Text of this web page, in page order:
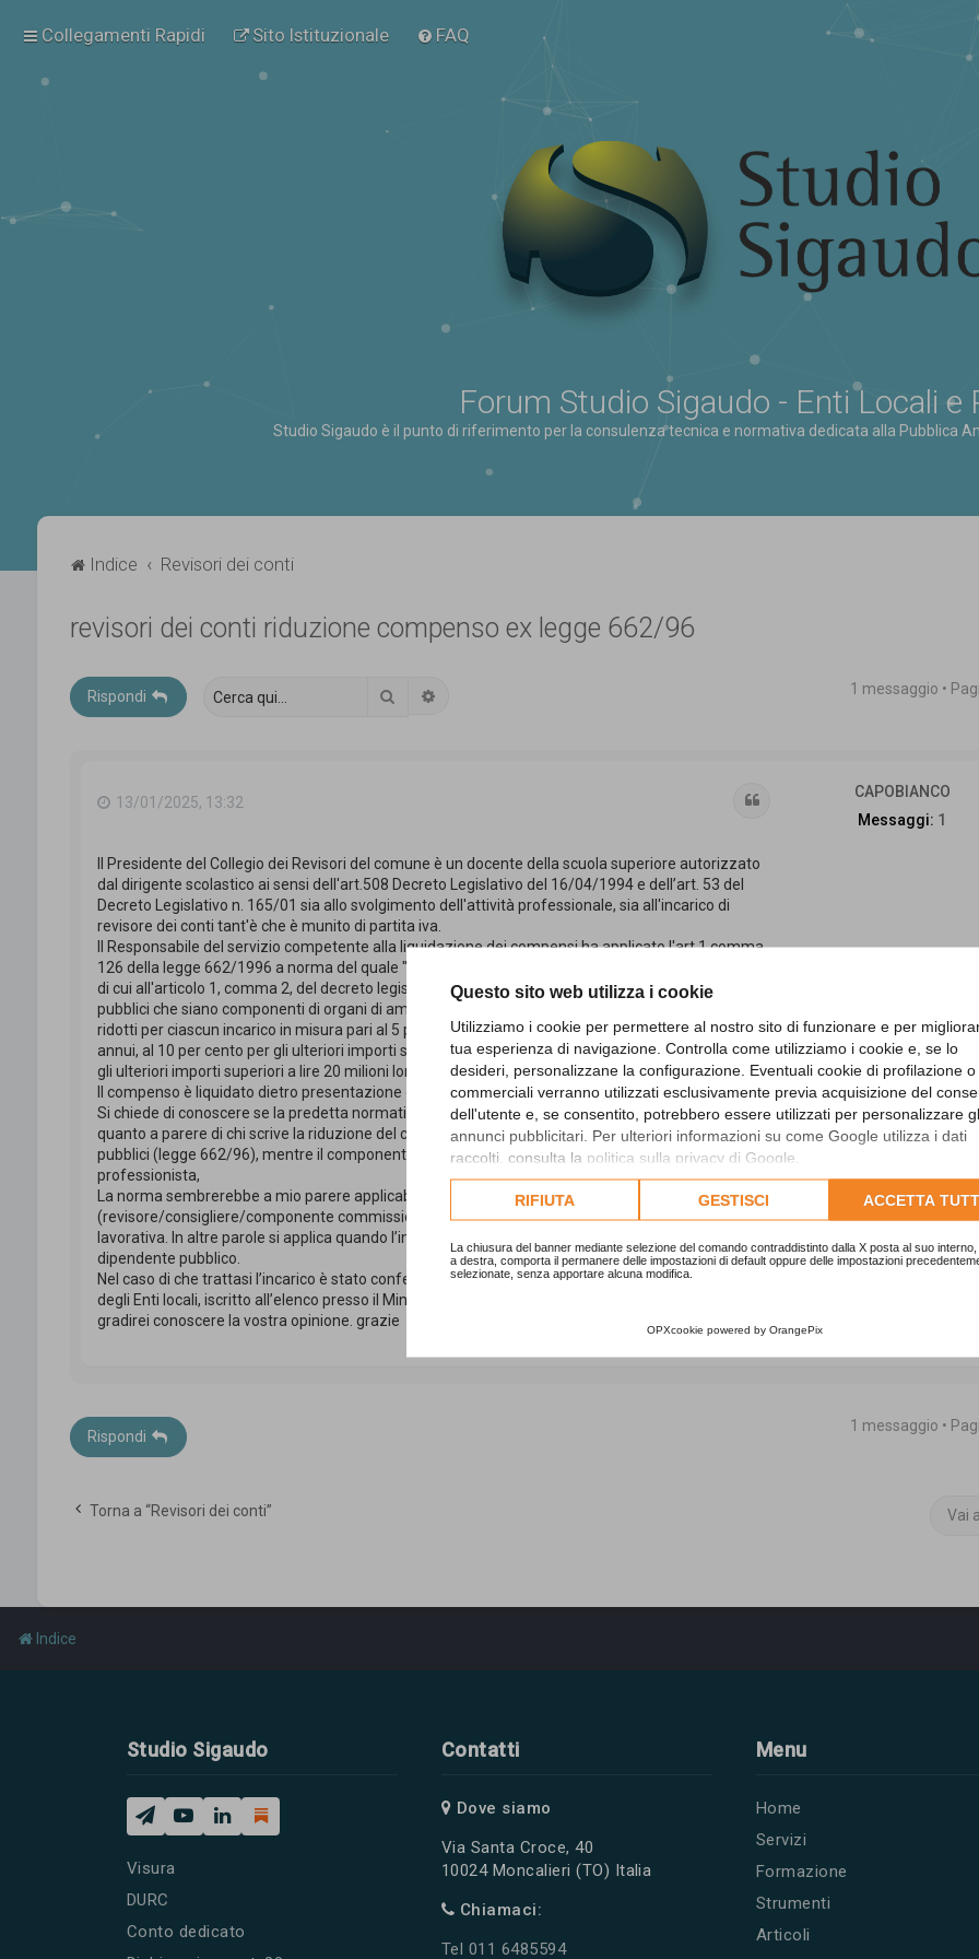
Questo sito web utilizza i cookie
Utilizziamo i cookie per permettere al nostro sito di funzionare e per
tua esperienza di navigazione. Controlla come utilizziamo i cookie e, se lo
desideri, personalizzane la configurazione. Eventuali cookie di profilazione o
commerciali verranno utilizzati esclusivamente previa acquisizione del
dell'utente e, se consentito, potrebbero essere utilizzati per personalizzare
annunci pubblicitari. Per ulteriori informazioni su come Google utilizza i dati
raccolti, consulta la politica sulla privacy di Google
Consulta l'informativa cookie completa.
RIFIUTA GESTISCI ACCETTA
La chiusura del banner mediante selezione del comando contraddistinto dalla X posta al suo interno,
a destra, comporta il permanere delle impostazioni di default oppure delle impostazioni
selezionate, senza apportare alcuna modifica.
OPXcookie powered by OrangePix
Collegamenti Rapidi Sito Istituzionale FAQ
Forum Studio Sigaudo - Enti Locali e
Studio Sigaudo è il punto di riferimento per la consulenza tecnica e normativa dedicata alla Pubblica
Indice Revisori dei conti
revisori dei conti riduzione compenso ex legge 662/96
Rispondi Cerca 1 messaggio •
CAPOBIANCO
Messaggi: 1
13/01/2025, 13:32
Il Presidente del Collegio dei Revisori del comune è un docente della scuola superiore autorizzato
dal dirigente scolastico ai sensi dell'art.508 Decreto Legislativo del 16/04/1994 e dell’art. 53 del
Decreto Legislativo n. 165/01 sia allo svolgimento dell'attività professionale, sia all'incarico di
revisore dei conti tant'è che è munito di partita iva.
Il Responsabile del servizio competente alla liquidazione dei compensi ha applicato l'art.1 comma
126 della legge 662/1996 a norma del quale "I compensi corrisposti da pubbliche amministrazioni
di cui all'articolo 1, comma 2, del decreto legislativo 3 febbraio 1993, n. 29, spettanti ai dipendenti
pubblici che siano componenti di organi di amministrazione, di revisione e di collegi sindacali sono
ridotti per ciascun incarico in misura pari al 5 per cento per gli importi superiori a lire 5 milioni lordi
annui, al 10 per cento per gli ulteriori importi superiori a lire 10 milioni lordi annui, al 20 per cento per
gli ulteriori importi superiori a lire 20 milioni lordi annui."
Il compenso è liquidato dietro presentazione di fattura.
Si chiede di conoscere se la predetta normativa è applicabile in caso di pagamento a fattura in
quanto a parere di chi scrive la riduzione del compenso, ove applicabile, riguarda i dipendenti
pubblici (legge 662/96), mentre il componente del presidente del collegio è svolto quale libero
professionista,
La norma sembrerebbe a mio parere applicabile solo nel caso in cui l’incarico
(revisore/consigliere/componente commissione etc) sia svolto nell’ambito della sua attività
lavorativa. In altre parole si applica quando l’incarico arriva, dal tuo datore di lavoro in quanto
dipendente pubblico.
Nel caso di che trattasi l’incarico è stato conferito, perché dottore commercialista revisore dei conti
degli Enti locali, iscritto all’elenco presso il Ministero degli Interni.
gradirei conoscere la vostra opinione. grazie
Rispondi
1 messaggio •
Torna a “Revisori dei conti” Vai a
Indice
Studio Sigaudo
Visura
DURC
Conto dedicato
Contatti
Dove siamo
Via Santa Croce, 40
10024 Moncalieri (TO) Italia
Chiamaci:
Tel 011 6485594
Menu
Home
Servizi
Formazione
Strumenti
Articoli